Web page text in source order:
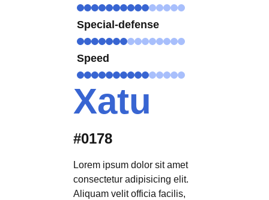
Special-defense
Speed
Xatu
#0178
Lorem ipsum dolor sit amet
consectetur adipisicing elit.
Aliquam velit officia facilis,